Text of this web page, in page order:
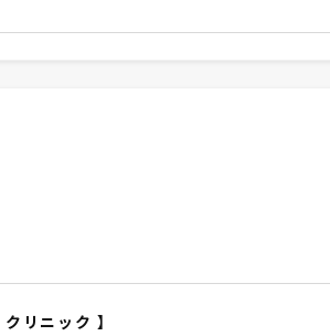
クリニック 】